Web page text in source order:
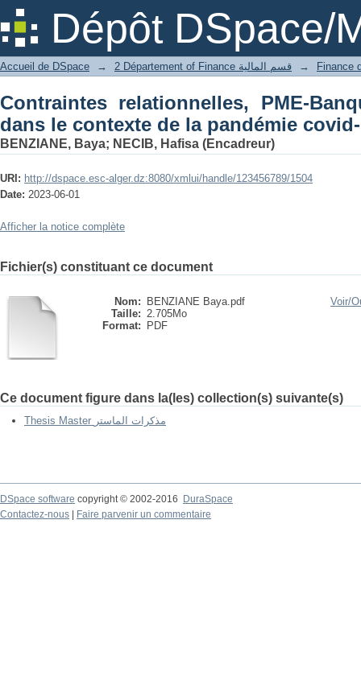
Dépôt DSpace/
Contraintes relationnelles, PME-
pandémie covid-19
Accueil de DSpace → 2 Département of Finance قسم المالية →
Contraintes relationnelles, PME-
dans le contexte de la pandémie
BENZIANE, Baya; NECIB, Hafisa (Encadreur)
URI: http://dspace.esc-alger.dz:8080/xmlui/handle/123456789/1504
Date: 2023-06-01
Afficher la notice complète
Fichier(s) constituant ce document
Nom:
BENZIANE Baya.pdf
Taille: 2.705Mo
Format:
PDF
Voir/
Ce document figure dans la(les) collection(s) suivante(s)
Thesis Master مذكرات الماستر
DSpace software copyright © 2002-2016
DuraSpace
Contactez-nous
Faire parvenir un commentaire